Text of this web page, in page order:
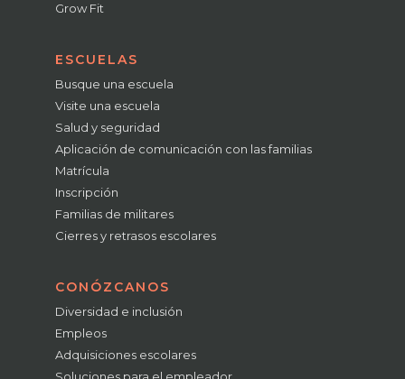
Grow Fit
ESCUELAS
Busque una escuela
Visite una escuela
Salud y seguridad
Aplicación de comunicación con las familias
Matrícula
Inscripción
Familias de militares
Cierres y retrasos escolares
CONÓZCANOS
Diversidad e inclusión
Empleos
Adquisiciones escolares